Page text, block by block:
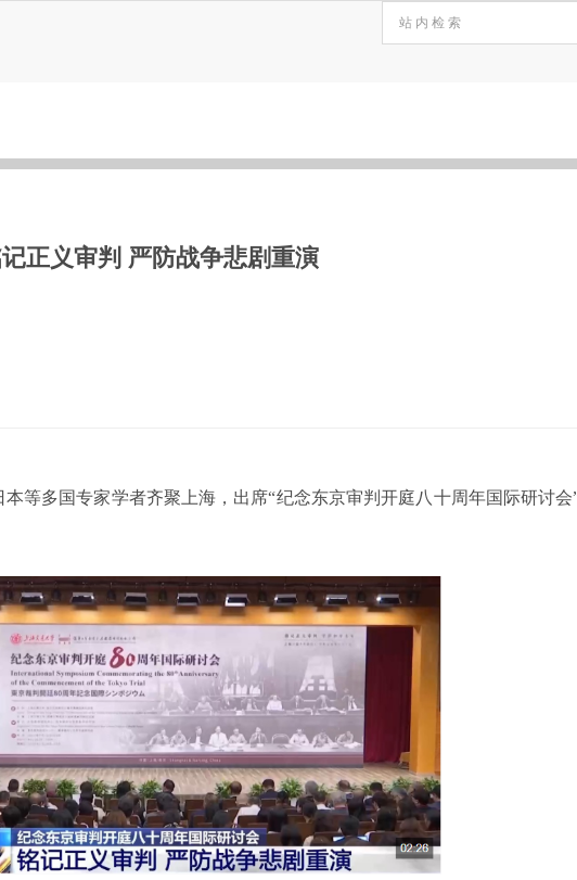
正义审判 严防战争悲剧重演
等多国专家学者齐聚上海，出席“纪念东京审判开庭八十周年国际研讨